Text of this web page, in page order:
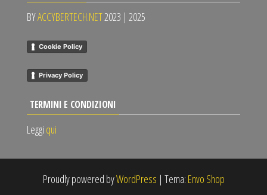
BYACCYBERTECH.NET2023 | 2025
Cookie Policy
Privacy Policy
TERMINI E CONDIZIONI
Leggi qui
Proudly powered byWordPress | Tema: Envo Shop